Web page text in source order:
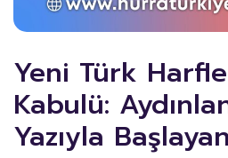
Yeni Türk
Kabulü:
Yazıyla